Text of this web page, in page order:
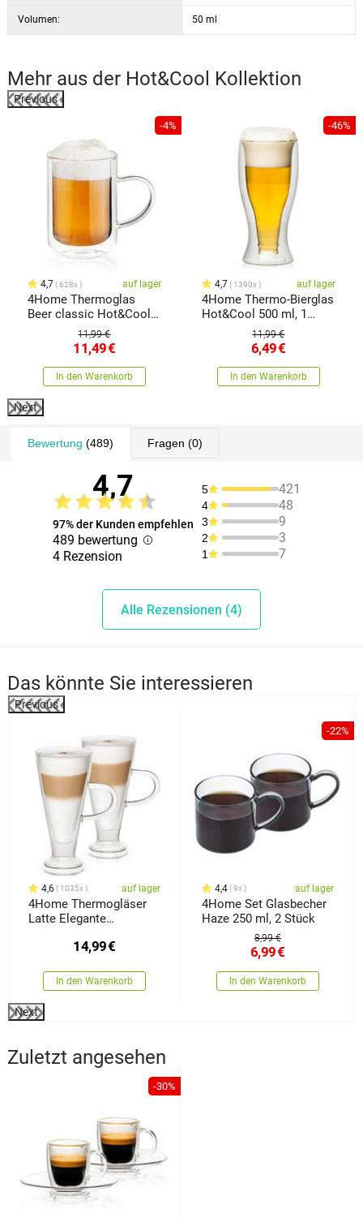
Volumen: 50 ml
Mehr aus der Hot&Cool Kollektion
Previous
-4%
4,7 628x auf lager
4Home Thermoglas
Beer classic Hot&Cool
550 ml, 1 Stück
11,99 €
11,49€
In den Warenkorb
-46%
4,7 1390x auf lager
4Home Thermo-Bierglas
Hot&Cool 500 ml, 1
11,99 €
6,49€
In den Warenkorb
Next
Bewertung (489) Fragen (0)
4,7
97% der Kunden empfehlen
489 bewertung
4 Rezension
5 421
4 48
3 9
2 3
1 7
Alle Rezensionen (4)
Das könnte Sie interessieren
Previous
4,6 1035x auf lager
4Home Thermogläser
Latte Elegante
14,99€
In den Warenkorb
-22%
4,4 9x auf lager
4Home Set Glasbecher
Haze 250 ml, 2 Stück
8,99 €
6,99€
In den Warenkorb
Next
Zuletzt angesehen
-30%